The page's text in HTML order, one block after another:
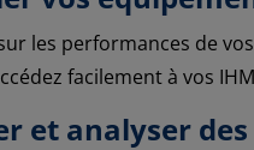
les performances de
facilement à vos
et analyser